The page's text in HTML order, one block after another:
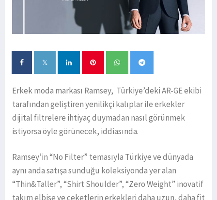
Erkek moda markası Ramsey, Türkiye’deki AR-GE ekibi
tarafından geliştiren yenilikçi kalıplar ile erkekler
dijital filtrelere ihtiyaç duymadan nasıl görünmek
istiyorsa öyle görünecek, iddiasında.
Ramsey’in “No Filter” temasıyla Türkiye ve dünyada
aynı anda satışa sunduğu koleksiyonda yer alan
“Thin&Taller”, “Shirt Shoulder”, “Zero Weight” inovatif
takım elbise ve ceketlerin erkekleri daha uzun, daha fit